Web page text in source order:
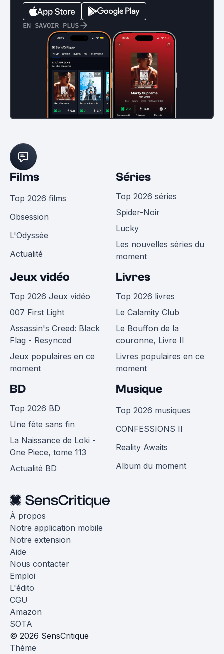
EN SAVOIR PLUS
Films
Top 2026 films
Obsession
L'Odyssée
Actualité
Séries
Top 2026 séries
Spider-Noir
Lucky
Les nouvelles séries du
moment
Jeux vidéo
Top 2026 Jeux vidéo
007 First Light
Assassin's Creed: Black
Flag - Resynced
Jeux populaires en ce
moment
Livres
Top 2026 livres
Le Calamity Club
Le Bouffon de la
couronne, Livre II
Livres populaires en ce
moment
BD
Top 2026 BD
Une fête sans fin
La Naissance de Loki -
One Piece, tome 113
Actualité BD
Musique
Top 2026 musiques
CONFESSIONS II
Reality Awaits
Album du moment
À propos
Notre application mobile
Notre extension
Aide
Nous contacter
Emploi
L'édito
CGU
Amazon
SOTA
© 2026 SensCritique
Thème